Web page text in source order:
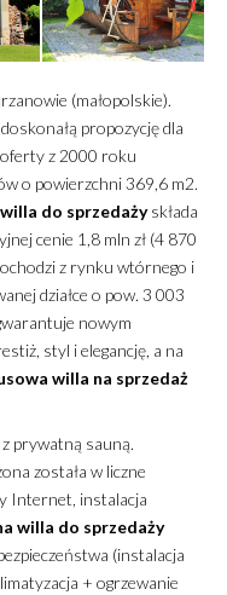
(małopolskie).
propozycję dla
z 2000 roku
o powierzchni 369,6 m2.
willa do sprzedażyskłada
cenie 1,8 mln zł (4 870
z rynku wtórnego i
działce o pow. 3 003
nowym
styl i elegancję, a na
willa na sprzedaż
prywatną sauną.
została w liczne
Internet, instalacja
willa do sprzedaży
(instalacja
+ ogrzewanie